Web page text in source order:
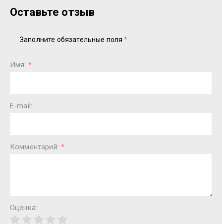
Оставьте отзыв
Заполните обязательные поля*
Имя: *
E-mail:
Комментарий:*
Оценка: